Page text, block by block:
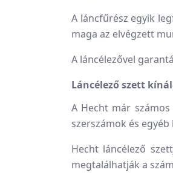
A láncfűrész egyik
maga az elvégzett
A láncélezővel
Láncélező szett
A Hecht már
szerszámok és
Hecht láncélező
megtalálhatják a